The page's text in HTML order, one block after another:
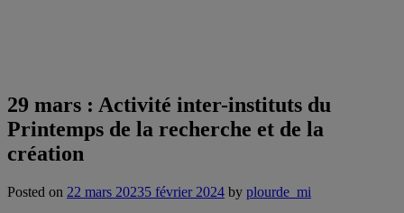
29 mars : Activité inter-instituts du
Printemps de la recherche et de la
création
Posted on 22 mars 20235 février 2024 by plourde_mi